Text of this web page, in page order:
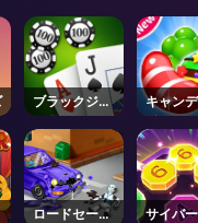
ブラックジャ
ック 2
キャン
イム
ロードセーフ
サイバ